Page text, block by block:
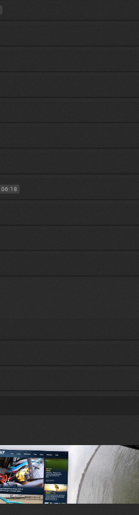
06:18